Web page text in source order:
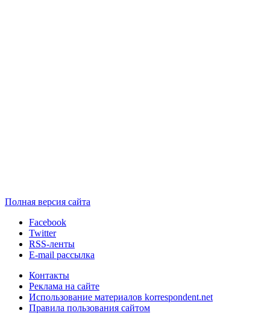
Полная версия сайта
Facebook
Twitter
RSS-ленты
E-mail рассылка
Контакты
Реклама на сайте
Использование материалов korrespondent.net
Правила пользования сайтом